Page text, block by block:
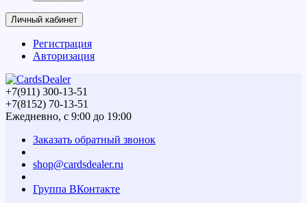
Личный кабинет
Регистрация
Авторизация
+7(911) 300-13-51
+7(8152) 70-13-51
Ежедневно, с 9:00 до 19:00
Заказать обратный звонок
shop@cardsdealer.ru
Группа ВКонтакте